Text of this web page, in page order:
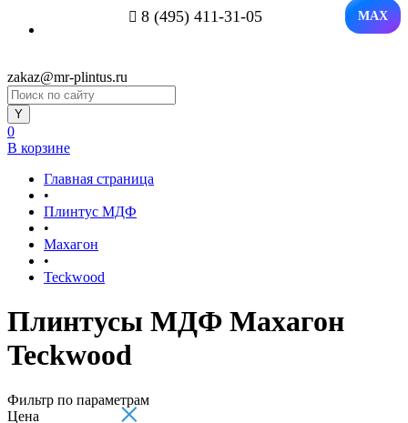
8 (495) 411-31-05 MAX
zakaz@mr-plintus.ru
0
В корзине
Главная страница
•
Плинтус МДФ
•
Махагон
•
Teckwood
Плинтусы МДФ Махагон
Teckwood
Фильтр по параметрам
×
Цена